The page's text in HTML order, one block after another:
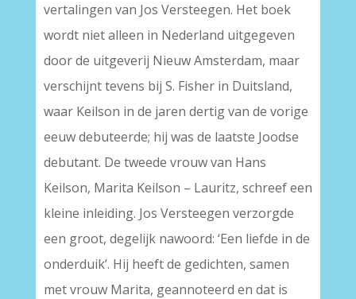
vertalingen van Jos Versteegen. Het boek
wordt niet alleen in Nederland uitgegeven
door de uitgeverij Nieuw Amsterdam, maar
verschijnt tevens bij S. Fisher in Duitsland,
waar Keilson in de jaren dertig van de vorige
eeuw debuteerde; hij was de laatste Joodse
debutant. De tweede vrouw van Hans
Keilson, Marita Keilson – Lauritz, schreef een
kleine inleiding. Jos Versteegen verzorgde
een groot, degelijk nawoord: ‘Een liefde in de
onderduik’. Hij heeft de gedichten, samen
met vrouw Marita, geannoteerd en dat is